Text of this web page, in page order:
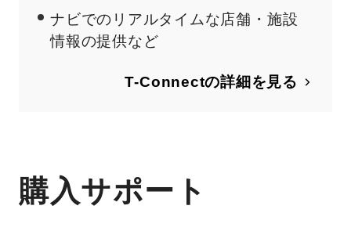
ナビでのリアルタイムな店舗・施設
情報の提供など
T-Connectの詳細を見る
購入サポート